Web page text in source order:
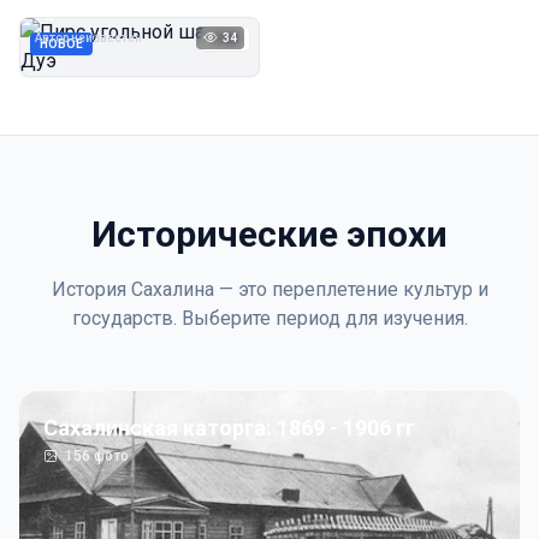
НОВОЕ 1923
Автор неизвестен 34
Исторические эпохи
История Сахалина — это переплетение культур и
государств. Выберите период для изучения.
Сахалинская каторга: 1869 - 1906 гг
156фото